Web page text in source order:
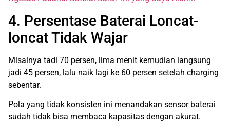
4. Persentase Baterai Loncat-
loncat Tidak Wajar
Misalnya tadi 70 persen, lima menit kemudian langsung
jadi 45 persen, lalu naik lagi ke 60 persen setelah charging
sebentar.
Pola yang tidak konsisten ini menandakan sensor baterai
sudah tidak bisa membaca kapasitas dengan akurat.